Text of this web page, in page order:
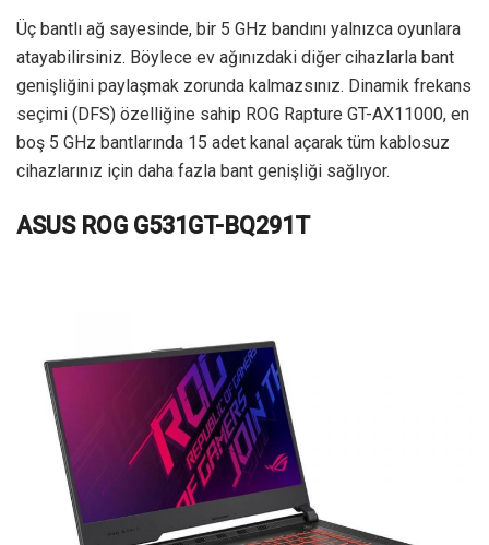
Üç bantlı ağ sayesinde, bir 5 GHz bandını yalnızca oyunlara
atayabilirsiniz. Böylece ev ağınızdaki diğer cihazlarla bant
genişliğini paylaşmak zorunda kalmazsınız. Dinamik frekans
seçimi (DFS) özelliğine sahip ROG Rapture GT-AX11000, en
boş 5 GHz bantlarında 15 adet kanal açarak tüm kablosuz
cihazlarınız için daha fazla bant genişliği sağlıyor.
ASUS ROG G531GT-BQ291T